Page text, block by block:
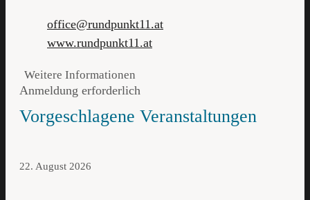
office@rundpunkt11.at
www.rundpunkt11.at
Weitere Informationen
Anmeldung erforderlich
Vorgeschlagene Veranstaltungen
22. August 2026